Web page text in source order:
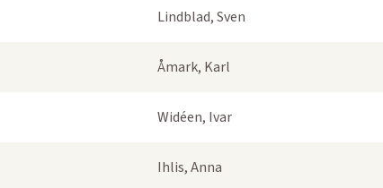
Lindblad, Sven
Åmark, Karl
Widéen, Ivar
Ihlis, Anna